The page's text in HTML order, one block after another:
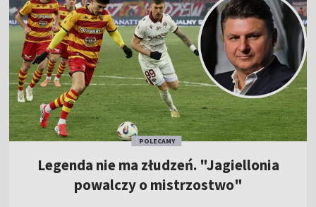
POLECAMY
Legenda nie ma złudzeń. "Jagiellonia
powalczy o mistrzostwo"